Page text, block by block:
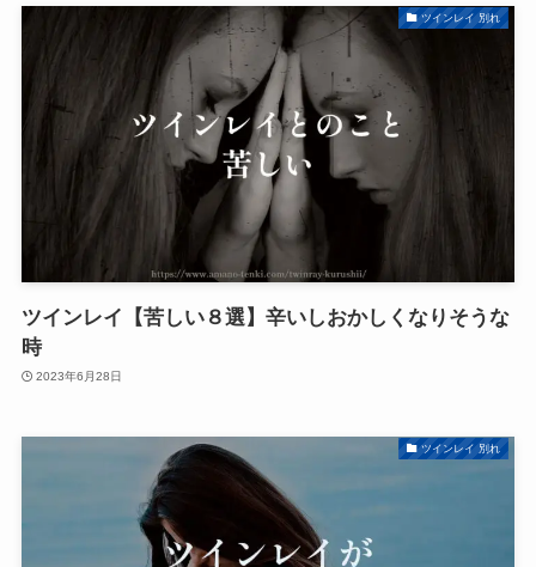
ツインレイ 別れ
ツインレイ【苦しい８選】辛いしおかしくなりそうな
時
2023年6月28日
ツインレイ 別れ